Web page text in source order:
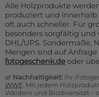
Alle Holzprodukte
produziert und innerhalb
oft auch schneller. Für
besonders sorgfältig
DHL/UPS. Sondermaße,
Mengen sind auf
fotogeschenk.de oder
🌿 Nachhaltigkeit: Ihr-
WWF . Mit jedem
Wäldern und Biodiversität –